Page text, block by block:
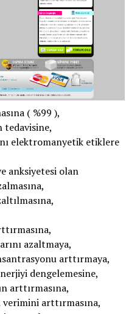
( %99 ),
tedavisine,
elektromanyetik etiklere
anksiyetesi olan
azaltmaya,
arttırmaya,
dengelemesine,
arttırmasına,
arttırmasına,